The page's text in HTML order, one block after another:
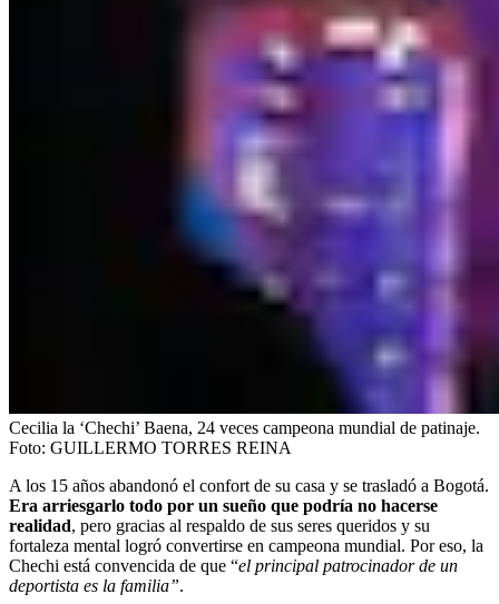
Cecilia la ‘Chechi’ Baena, 24 veces campeona mundial de patinaje.
Foto: GUILLERMO TORRES REINA
A los 15 años abandonó el confort de su casa y se trasladó a Bogotá.
Era arriesgarlo todo por un sueño que podría no hacerse
realidad, pero gracias al respaldo de sus seres queridos y su
fortaleza mental logró convertirse en campeona mundial. Por eso, la
Chechi está convencida de que “el principal patrocinador de un
deportista es la familia”.